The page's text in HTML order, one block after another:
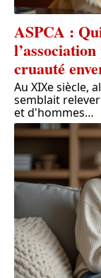
ASPCA :
cruauté
Au XIXe siècle,
semblait
et d'hommes…